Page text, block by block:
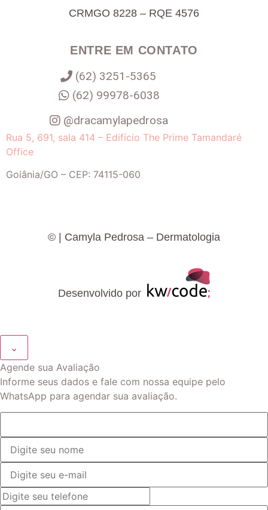
CRMGO 8228 – RQE 4576
ENTRE EM CONTATO
(62) 3251-5365
(62) 99978-6038
@dracamylapedrosa
Rua 5, 691, sala 414 – Edifício The Prime Tamandaré
Office
Goiânia/GO – CEP: 74115-060
© | Camyla Pedrosa – Dermatologia
Desenvolvido por
⌄
Agende sua Avaliação
Informe seus dados e fale com nossa equipe pelo
WhatsApp para agendar sua avaliação.